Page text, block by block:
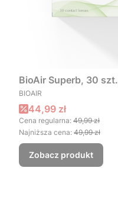
BioAir Superb, 30 szt.
PRODUCENT
BIOAIR
Cena promocyjna
44,99 zł
Cena regularna: 49,99 zł
Najniższa cena: 49,99 zł
Zobacz produkt